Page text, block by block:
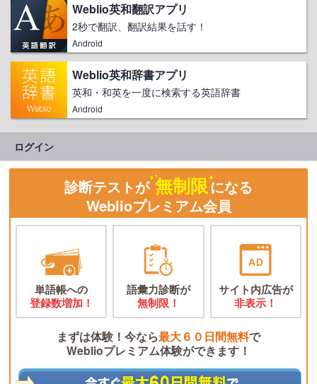
Weblio英和翻訳アプリ
2秒で翻訳、翻訳結果を話す！
Android
Weblio英和辞書アプリ
英和・和英を一度に検索する英語辞書
Android
ログイン
診断テストが 無制限になる
Weblioプレミアム会員
単語帳への
登録数増加！
語彙力診断が
無制限！
サイト内広告が
非表示！
まずは体験！今なら最大６０日間無料で
Weblioプレミアム体験ができます！